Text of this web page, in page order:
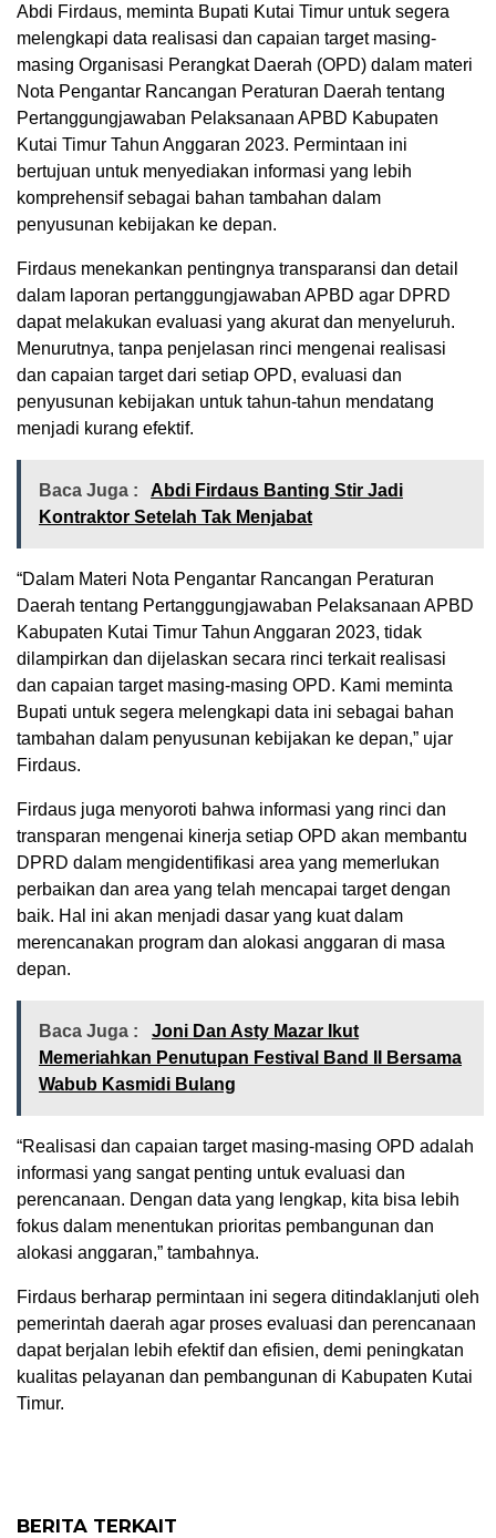
Abdi Firdaus, meminta Bupati Kutai Timur untuk segera
melengkapi data realisasi dan capaian target masing-
masing Organisasi Perangkat Daerah (OPD) dalam materi
Nota Pengantar Rancangan Peraturan Daerah tentang
Pertanggungjawaban Pelaksanaan APBD Kabupaten
Kutai Timur Tahun Anggaran 2023. Permintaan ini
bertujuan untuk menyediakan informasi yang lebih
komprehensif sebagai bahan tambahan dalam
penyusunan kebijakan ke depan.
Firdaus menekankan pentingnya transparansi dan detail
dalam laporan pertanggungjawaban APBD agar DPRD
dapat melakukan evaluasi yang akurat dan menyeluruh.
Menurutnya, tanpa penjelasan rinci mengenai realisasi
dan capaian target dari setiap OPD, evaluasi dan
penyusunan kebijakan untuk tahun-tahun mendatang
menjadi kurang efektif.
Baca Juga :
Abdi Firdaus Banting Stir Jadi
Kontraktor Setelah Tak Menjabat
“Dalam Materi Nota Pengantar Rancangan Peraturan
Daerah tentang Pertanggungjawaban Pelaksanaan APBD
Kabupaten Kutai Timur Tahun Anggaran 2023, tidak
dilampirkan dan dijelaskan secara rinci terkait realisasi
dan capaian target masing-masing OPD. Kami meminta
Bupati untuk segera melengkapi data ini sebagai bahan
tambahan dalam penyusunan kebijakan ke depan,” ujar
Firdaus.
Firdaus juga menyoroti bahwa informasi yang rinci dan
transparan mengenai kinerja setiap OPD akan membantu
DPRD dalam mengidentifikasi area yang memerlukan
perbaikan dan area yang telah mencapai target dengan
baik. Hal ini akan menjadi dasar yang kuat dalam
merencanakan program dan alokasi anggaran di masa
depan.
Baca Juga :
Joni Dan Asty Mazar Ikut
Memeriahkan Penutupan Festival Band II Bersama
Wabub Kasmidi Bulang
“Realisasi dan capaian target masing-masing OPD adalah
informasi yang sangat penting untuk evaluasi dan
perencanaan. Dengan data yang lengkap, kita bisa lebih
fokus dalam menentukan prioritas pembangunan dan
alokasi anggaran,” tambahnya.
Firdaus berharap permintaan ini segera ditindaklanjuti oleh
pemerintah daerah agar proses evaluasi dan perencanaan
dapat berjalan lebih efektif dan efisien, demi peningkatan
kualitas pelayanan dan pembangunan di Kabupaten Kutai
Timur.
BERITA TERKAIT